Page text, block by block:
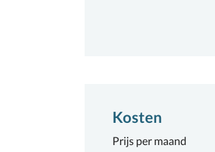
Kosten
Prijs per maand